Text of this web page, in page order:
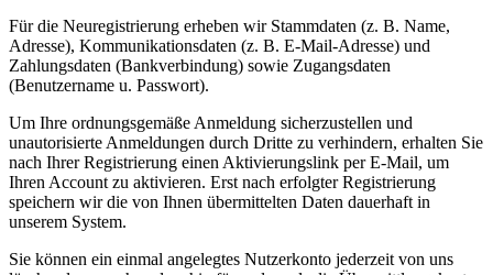
Für die Neuregistrierung erheben wir Stammdaten (z. B. Name,
Adresse), Kommunikationsdaten (z. B. E-Mail-Adresse) und
Zahlungsdaten (Bankverbindung) sowie Zugangsdaten
(Benutzername u. Passwort).
Um Ihre ordnungsgemäße Anmeldung sicherzustellen und
unautorisierte Anmeldungen durch Dritte zu verhindern, erhalten Sie
nach Ihrer Registrierung einen Aktivierungslink per E-Mail, um
Ihren Account zu aktivieren. Erst nach erfolgter Registrierung
speichern wir die von Ihnen übermittelten Daten dauerhaft in
unserem System.
Sie können ein einmal angelegtes Nutzerkonto jederzeit von uns